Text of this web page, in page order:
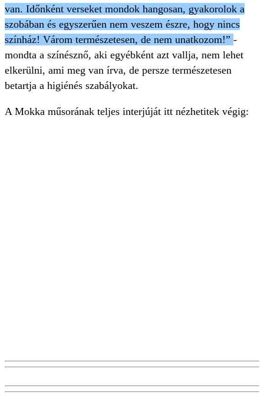
van. Időnként verseket mondok hangosan, gyakorolok a
szobában és egyszerűen nem veszem észre, hogy nincs
színház! Várom természetesen, de nem unatkozom!” -
mondta a színésznő, aki egyébként azt vallja, nem lehet
elkerülni, ami meg van írva, de persze természetesen
betartja a higiénés szabályokat.
A Mokka műsorának teljes interjúját itt nézhetitek végig: